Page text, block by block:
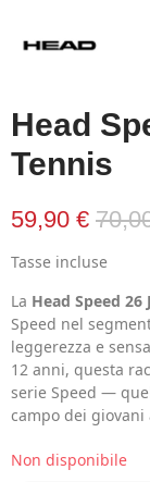
Head
Tennis
59,90 €
Tasse incluse
La Head Speed 26
Speed nel
leggerezza e
12 anni, questa
serie Speed —
campo dei
Non disponibile